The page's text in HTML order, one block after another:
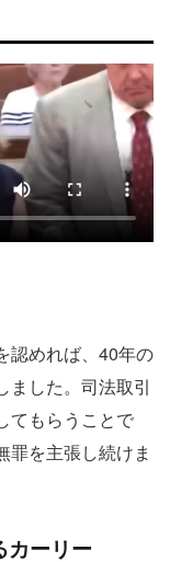
認めれば、40年の
ました。司法取引
てもらうことで
罪を主張し続けま
カーリー